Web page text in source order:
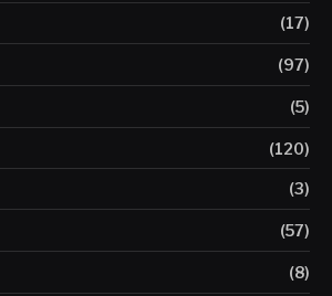
(17)
(97)
(5)
(120)
(3)
(57)
(8)